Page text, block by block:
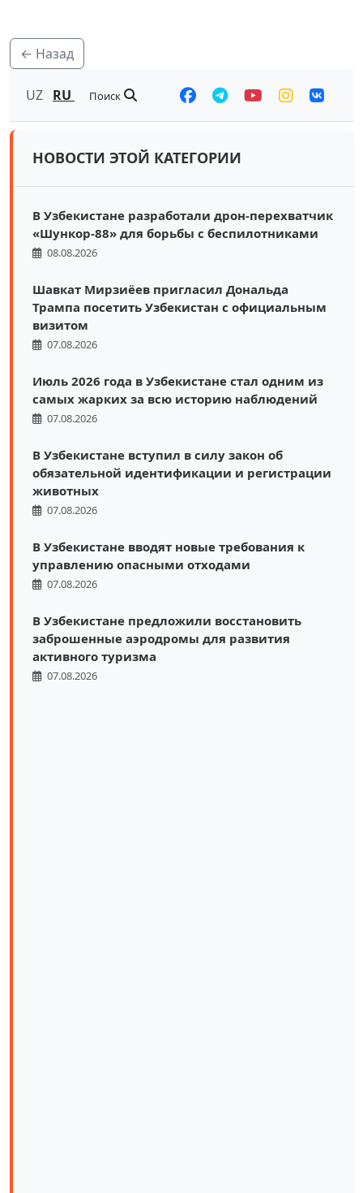
← Назад
UZ RU Поиск
НОВОСТИ ЭТОЙ КАТЕГОРИИ
В Узбекистане разработали дрон-перехватчик
«Шункор-88» для борьбы с беспилотниками
08.08.2026
Шавкат Мирзиёев пригласил Дональда
Трампа посетить Узбекистан с официальным
визитом
07.08.2026
Июль 2026 года в Узбекистане стал одним из
самых жарких за всю историю наблюдений
07.08.2026
В Узбекистане вступил в силу закон об
обязательной идентификации и регистрации
животных
07.08.2026
В Узбекистане вводят новые требования к
управлению опасными отходами
07.08.2026
В Узбекистане предложили восстановить
заброшенные аэродромы для развития
активного туризма
07.08.2026